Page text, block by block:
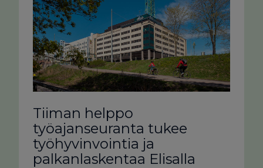
Tiiman helppo
työajanseuranta tukee
työhyvinvointia ja
palkanlaskentaa Elisalla